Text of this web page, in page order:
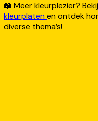
📖 Meer kleurplezier?
kleurplatenen ontdek
diverse thema’s!